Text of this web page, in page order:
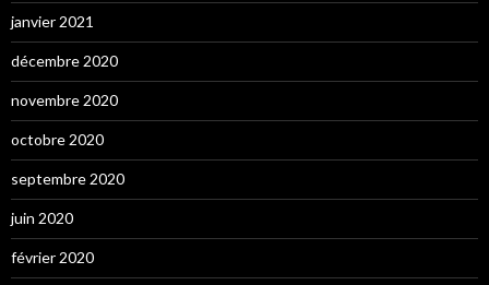
janvier 2021
décembre 2020
novembre 2020
octobre 2020
septembre 2020
juin 2020
février 2020